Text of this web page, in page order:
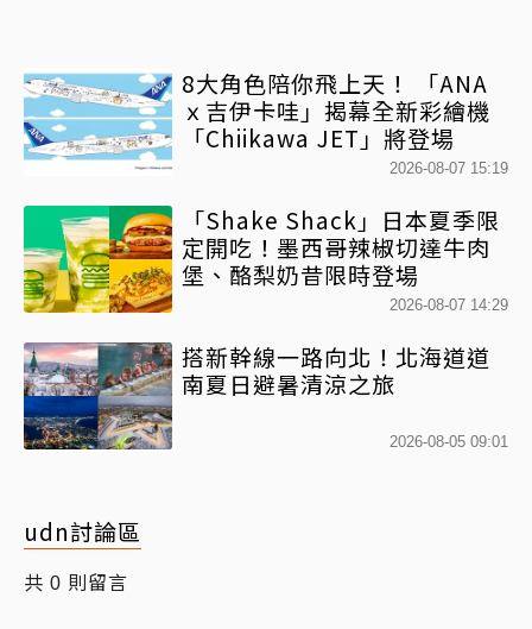
8大角色陪你飛上天！ 「ANA
ｘ吉伊卡哇」揭幕全新彩繪機
「Chiikawa JET」將登場
2026-08-07 15:19
「Shake Shack」日本夏季限
定開吃！墨西哥辣椒切達牛肉
堡、酪梨奶昔限時登場
2026-08-07 14:29
搭新幹線一路向北！北海道道
南夏日避暑清涼之旅
2026-08-05 09:01
udn討論區
共 0 則留言